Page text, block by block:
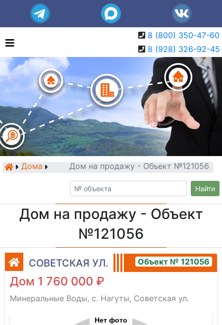
8 (800) 350-47-60
8 (928) 326-92-45
Дома Дом на продажу - Объект №121056
Найти
Дом на продажу - Объект
№121056
СОВЕТСКАЯ УЛ. Объект № 121056
Дом 1 760 000 ₽
Минеральные Воды, с. Нагуты, Советская ул.
Нет фото